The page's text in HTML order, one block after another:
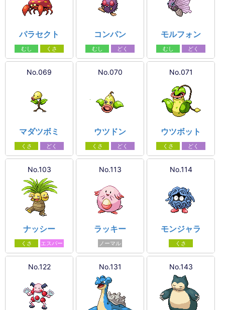
パラセクト
むし くさ
コンパン
むし どく
モルフォン
むし どく
No.069
マダツボミ
くさ どく
No.070
ウツドン
くさ どく
No.071
ウツボット
くさ どく
No.103
ナッシー
くさ エスパー
No.113
ラッキー
ノーマル
No.114
モンジャラ
くさ
No.122 No.131 No.143